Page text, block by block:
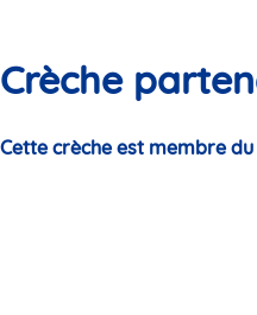
Crèche
Cette crèche est membre